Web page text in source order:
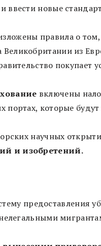
ввести новые
правила о
из
покупает
включены
портах, которые
научных
и изобретений.
предоставления